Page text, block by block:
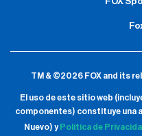
TM & ©2026 FOX and its
El uso de este sitio web
componentes) constituye una
Nuevo) y Política de